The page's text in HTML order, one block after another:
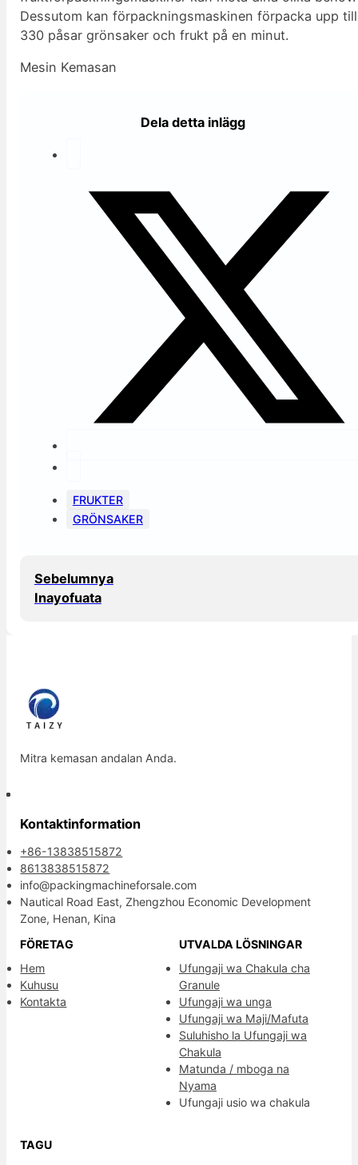
Dessutom kan förpackningsmaskinen förpacka upp till
330 påsar grönsaker och frukt på en minut.
Mesin Kemasan
Dela detta inlägg
FRUKTER
GRÖNSAKER
Sebelumnya
Inayofuata
Mitra kemasan andalan Anda.
Kontaktinformation
+86-13838515872
8613838515872
info@packingmachineforsale.com
Nautical Road East, Zhengzhou Economic Development
Zone, Henan, Kina
FÖRETAG
Hem
Kuhusu
Kontakta
UTVALDA LÖSNINGAR
Ufungaji wa Chakula cha
Granule
Ufungaji wa unga
Ufungaji wa Maji/Mafuta
Suluhisho la Ufungaji wa
Chakula
Matunda / mboga na
Nyama
Ufungaji usio wa chakula
TAGU